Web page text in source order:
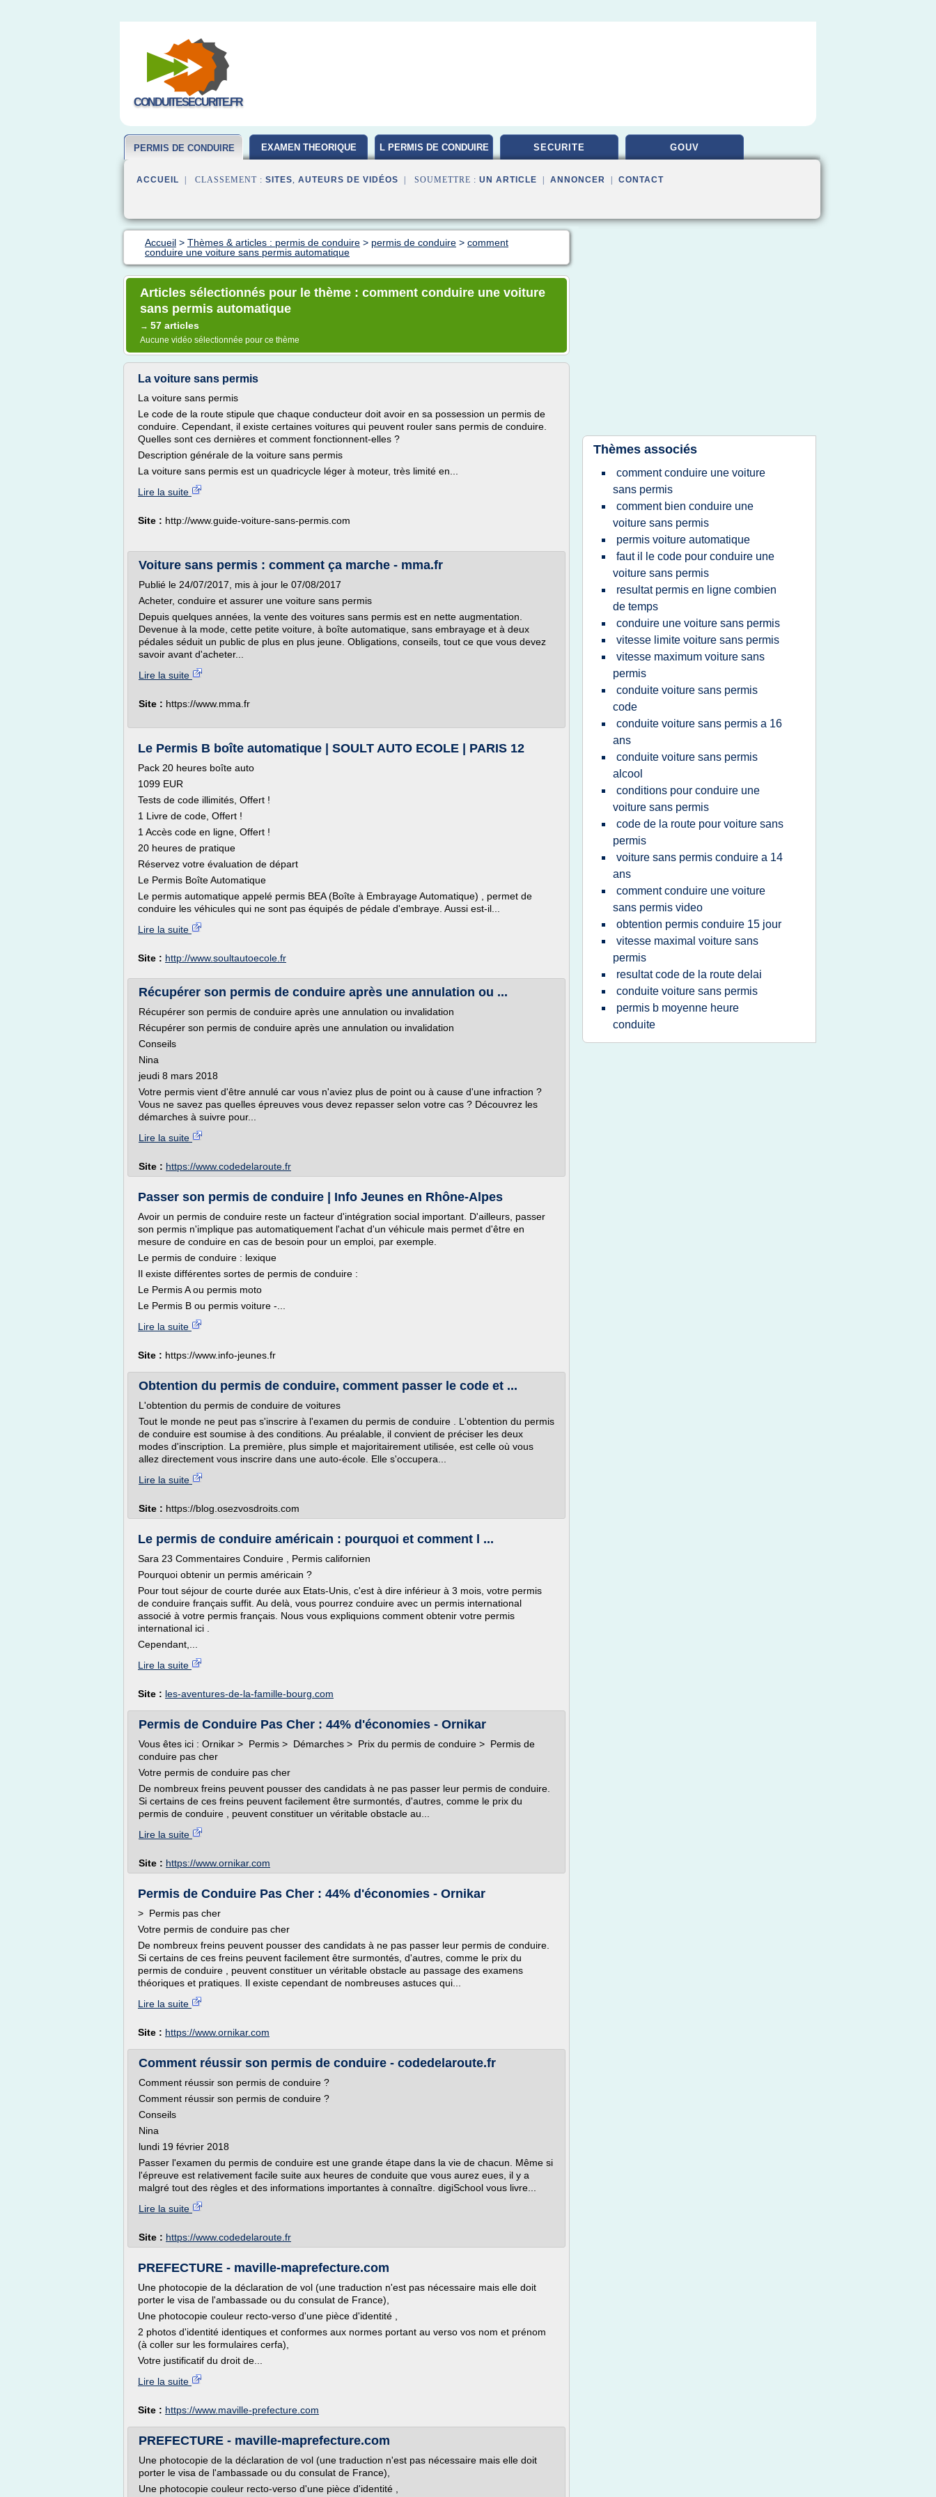
CONDUITESECURITE.FR
PERMIS DE CONDUIRE EXAMEN THEORIQUE L PERMIS DE CONDUIRE SECURITE GOUV
ACCUEIL | CLASSEMENT : SITES, AUTEURS DE VIDÉOS | SOUMETTRE : UN ARTICLE ANNONCER CONTACT
Accueil > Thèmes & articles : permis de conduire > permis de conduire > comment
conduire une voiture sans permis automatique
Articles sélectionnés pour le thème : comment conduire une voiture
sans permis automatique
→ 57 articles
Aucune vidéo sélectionnée pour ce thème
La voiture sans permis
La voiture sans permis
Le code de la route stipule que chaque conducteur doit avoir en sa possession un permis de
conduire. Cependant, il existe certaines voitures qui peuvent rouler sans permis de conduire.
Quelles sont ces dernières et comment fonctionnent-elles ?
Description générale de la voiture sans permis
La voiture sans permis est un quadricycle léger à moteur, très limité en...
Lire la suite
Site : http://www.guide-voiture-sans-permis.com
Voiture sans permis : comment ça marche - mma.fr
Publié le 24/07/2017, mis à jour le 07/08/2017
Acheter, conduire et assurer une voiture sans permis
Depuis quelques années, la vente des voitures sans permis est en nette augmentation.
Devenue à la mode, cette petite voiture, à boîte automatique, sans embrayage et à deux
pédales séduit un public de plus en plus jeune. Obligations, conseils, tout ce que vous devez
savoir avant d'acheter...
Lire la suite
Site : https://www.mma.fr
Le Permis B boîte automatique | SOULT AUTO ECOLE | PARIS 12
Pack 20 heures boîte auto
1099 EUR
Tests de code illimités, Offert !
1 Livre de code, Offert !
1 Accès code en ligne, Offert !
20 heures de pratique
Réservez votre évaluation de départ
Le Permis Boîte Automatique
Le permis automatique appelé permis BEA (Boîte à Embrayage Automatique) , permet de
conduire les véhicules qui ne sont pas équipés de pédale d'embraye. Aussi est-il...
Lire la suite
Site : http://www.soultautoecole.fr
Récupérer son permis de conduire après une annulation ou ...
Récupérer son permis de conduire après une annulation ou invalidation
Récupérer son permis de conduire après une annulation ou invalidation
Conseils
Nina
jeudi 8 mars 2018
Votre permis vient d'être annulé car vous n'aviez plus de point ou à cause d'une infraction ?
Vous ne savez pas quelles épreuves vous devez repasser selon votre cas ? Découvrez les
démarches à suivre pour...
Lire la suite
Site : https://www.codedelaroute.fr
Passer son permis de conduire | Info Jeunes en Rhône-Alpes
Avoir un permis de conduire reste un facteur d'intégration social important. D'ailleurs, passer
son permis n'implique pas automatiquement l'achat d'un véhicule mais permet d'être en
mesure de conduire en cas de besoin pour un emploi, par exemple.
Le permis de conduire : lexique
Il existe différentes sortes de permis de conduire :
Le Permis A ou permis moto
Le Permis B ou permis voiture -...
Lire la suite
Site : https://www.info-jeunes.fr
Obtention du permis de conduire, comment passer le code et ...
L'obtention du permis de conduire de voitures
Tout le monde ne peut pas s'inscrire à l'examen du permis de conduire . L'obtention du permis
de conduire est soumise à des conditions. Au préalable, il convient de préciser les deux
modes d'inscription. La première, plus simple et majoritairement utilisée, est celle où vous
allez directement vous inscrire dans une auto-école. Elle s'occupera...
Lire la suite
Site : https://blog.osezvosdroits.com
Le permis de conduire américain : pourquoi et comment l ...
Sara 23 Commentaires Conduire , Permis californien
Pourquoi obtenir un permis américain ?
Pour tout séjour de courte durée aux Etats-Unis, c'est à dire inférieur à 3 mois, votre permis
de conduire français suffit. Au delà, vous pourrez conduire avec un permis international
associé à votre permis français. Nous vous expliquions comment obtenir votre permis
international ici .
Cependant,...
Lire la suite
Site : les-aventures-de-la-famille-bourg.com
Permis de Conduire Pas Cher : 44% d'économies - Ornikar
Vous êtes ici : Ornikar > Permis > Démarches > Prix du permis de conduire > Permis de
conduire pas cher
Votre permis de conduire pas cher
De nombreux freins peuvent pousser des candidats à ne pas passer leur permis de conduire.
Si certains de ces freins peuvent facilement être surmontés, d'autres, comme le prix du
permis de conduire , peuvent constituer un véritable obstacle au...
Lire la suite
Site : https://www.ornikar.com
Permis de Conduire Pas Cher : 44% d'économies - Ornikar
> Permis pas cher
Votre permis de conduire pas cher
De nombreux freins peuvent pousser des candidats à ne pas passer leur permis de conduire.
Si certains de ces freins peuvent facilement être surmontés, d'autres, comme le prix du
permis de conduire , peuvent constituer un véritable obstacle au passage des examens
théoriques et pratiques. Il existe cependant de nombreuses astuces qui...
Lire la suite
Site : https://www.ornikar.com
Comment réussir son permis de conduire - codedelaroute.fr
Comment réussir son permis de conduire ?
Comment réussir son permis de conduire ?
Conseils
Nina
lundi 19 février 2018
Passer l'examen du permis de conduire est une grande étape dans la vie de chacun. Même si
l'épreuve est relativement facile suite aux heures de conduite que vous aurez eues, il y a
malgré tout des règles et des informations importantes à connaître. digiSchool vous livre...
Lire la suite
Site : https://www.codedelaroute.fr
PREFECTURE - maville-maprefecture.com
Une photocopie de la déclaration de vol (une traduction n'est pas nécessaire mais elle doit
porter le visa de l'ambassade ou du consulat de France),
Une photocopie couleur recto-verso d'une pièce d'identité ,
2 photos d'identité identiques et conformes aux normes portant au verso vos nom et prénom
(à coller sur les formulaires cerfa),
Votre justificatif du droit de...
Lire la suite
Site : https://www.maville-prefecture.com
PREFECTURE - maville-maprefecture.com
Une photocopie de la déclaration de vol (une traduction n'est pas nécessaire mais elle doit
porter le visa de l'ambassade ou du consulat de France),
Une photocopie couleur recto-verso d'une pièce d'identité ,
Thèmes associés
comment conduire une voiture
sans permis
comment bien conduire une
voiture sans permis
permis voiture automatique
faut il le code pour conduire une
voiture sans permis
resultat permis en ligne combien
de temps
conduire une voiture sans permis
vitesse limite voiture sans permis
vitesse maximum voiture sans
permis
conduite voiture sans permis
code
conduite voiture sans permis a 16
ans
conduite voiture sans permis
alcool
conditions pour conduire une
voiture sans permis
code de la route pour voiture sans
permis
voiture sans permis conduire a 14
ans
comment conduire une voiture
sans permis video
obtention permis conduire 15 jour
vitesse maximal voiture sans
permis
resultat code de la route delai
conduite voiture sans permis
permis b moyenne heure
conduite